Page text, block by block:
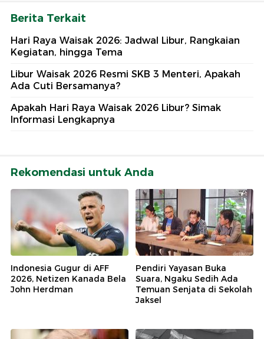
Berita Terkait
Hari Raya Waisak 2026: Jadwal Libur, Rangkaian
Kegiatan, hingga Tema
Libur Waisak 2026 Resmi SKB 3 Menteri, Apakah
Ada Cuti Bersamanya?
Apakah Hari Raya Waisak 2026 Libur? Simak
Informasi Lengkapnya
Rekomendasi untuk Anda
Indonesia Gugur di AFF
2026, Netizen Kanada Bela
John Herdman
Pendiri Yayasan Buka
Suara, Ngaku Sedih Ada
Temuan Senjata di Sekolah
Jaksel